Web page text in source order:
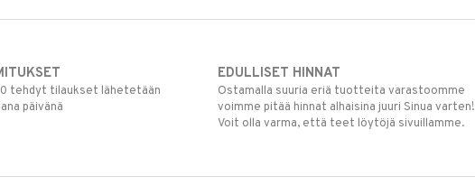
tehdyt tilaukset lähetetään
päivänä
EDULLISET HINNAT
Ostamalla suuria eriä tuotteita varastoomme
voimme pitää hinnat alhaisina juuri Sinua varten!
Voit olla varma, että teet löytöjä sivuillamme.